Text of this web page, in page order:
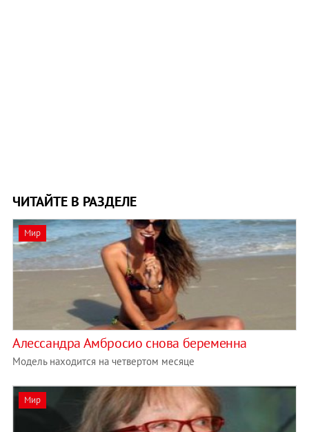
ЧИТАЙТЕ В РАЗДЕЛЕ
Мир
Алессандра Амбросио снова беременна
Модель находится на четвертом месяце
Мир